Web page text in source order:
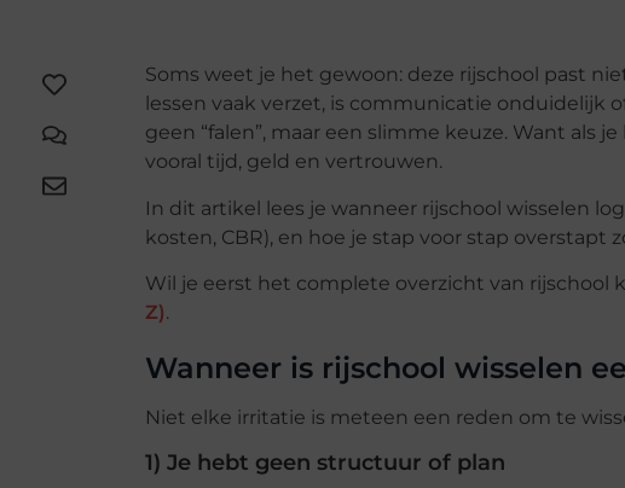
Soms weet je het gewoon: deze rijschool past
lessen vaak verzet, is communicatie
geen “falen”, maar een slimme keuze. Want als
vooral tijd, geld en vertrouwen.
In dit artikel lees je wanneer rijschool wisselen
kosten, CBR), en hoe je stap voor stap
Wil je eerst het complete overzicht van rijschool
Z).
Wanneer is rijschool wisselen
Niet elke irritatie is meteen een reden om te
1) Je hebt geen structuur of plan